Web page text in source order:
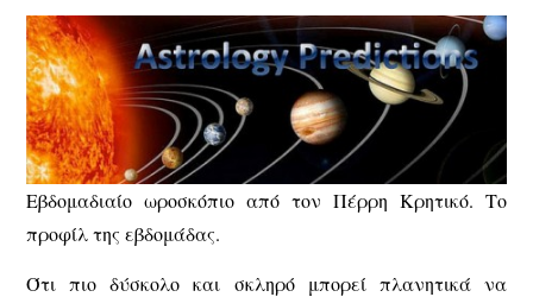
Εβδομαδιαίο ωροσκόπιο από τον Πέρρη Κρητικό. Το
προφίλ της εβδομάδας.
Ότι πιο δύσκολο και σκληρό μπορεί πλανητικά να